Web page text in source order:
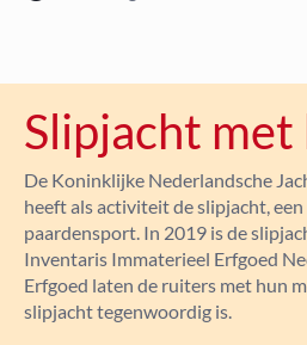
Slipjacht met
De Koninklijke Nederlandsche
heeft als activiteit de slipjacht,
paardensport. In 2019 is de
Inventaris Immaterieel Erfgoed
Erfgoed laten de ruiters met hun
slipjacht tegenwoordig is.